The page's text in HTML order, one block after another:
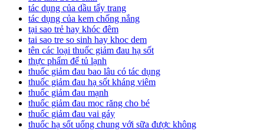
tác dụng của dầu tẩy trang
tác dụng của kem chống nắng
tại sao trẻ hay khóc đêm
tai sao tre so sinh hay khoc dem
tên các loại thuốc giảm đau hạ sốt
thực phẩm để tủ lạnh
thuốc giảm đau bao lâu có tác dụng
thuốc giảm đau hạ sốt kháng viêm
thuốc giảm đau mạnh
thuốc giảm đau mọc răng cho bé
thuốc giảm đau vai gáy
thuốc hạ sốt uống chung với sữa được không